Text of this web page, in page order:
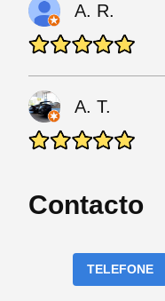
A. R.
A. T.
Contacto
TELEFONE